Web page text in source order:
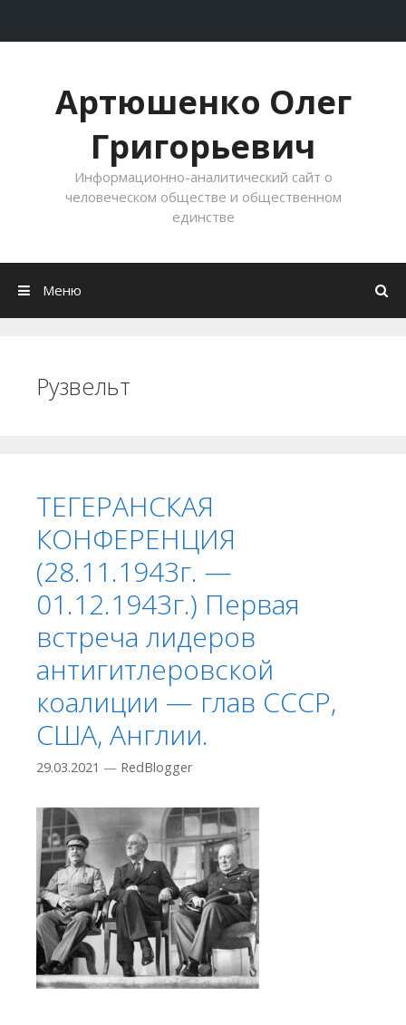
Артюшенко Олег
Григорьевич
Информационно-аналитический сайт о
человеческом обществе и общественном
единстве
Меню
Рузвельт
ТЕГЕРАНСКАЯ
КОНФЕРЕНЦИЯ
(28.11.1943г. —
01.12.1943г.) Первая
встреча лидеров
антигитлеровской
коалиции — глав СССР,
США, Англии.
29.03.2021 — RedBlogger